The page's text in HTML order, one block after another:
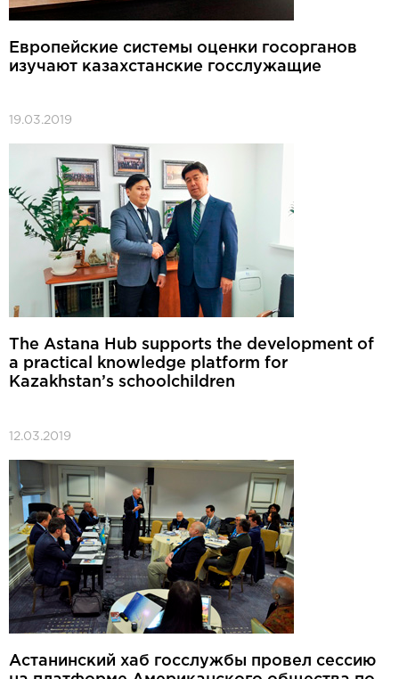
Европейские системы оценки госорганов
изучают казахстанские госслужащие
19.03.2019
The Astana Hub supports the development of
a practical knowledge platform for
Kazakhstan’s schoolchildren
12.03.2019
Астанинский хаб госслужбы провел сессию